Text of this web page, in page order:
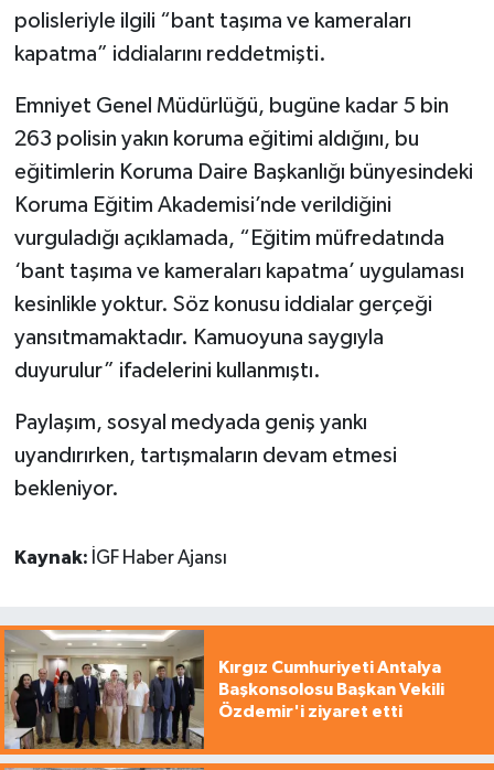
polisleriyle ilgili “bant taşıma ve kameraları
kapatma” iddialarını reddetmişti.
Emniyet Genel Müdürlüğü, bugüne kadar 5 bin
263 polisin yakın koruma eğitimi aldığını, bu
eğitimlerin Koruma Daire Başkanlığı bünyesindeki
Koruma Eğitim Akademisi’nde verildiğini
vurguladığı açıklamada, “Eğitim müfredatında
‘bant taşıma ve kameraları kapatma’ uygulaması
kesinlikle yoktur. Söz konusu iddialar gerçeği
yansıtmamaktadır. Kamuoyuna saygıyla
duyurulur” ifadelerini kullanmıştı.
Paylaşım, sosyal medyada geniş yankı
uyandırırken, tartışmaların devam etmesi
bekleniyor.
Kaynak: İGF Haber Ajansı
Kırgız Cumhuriyeti Antalya
Başkonsolosu Başkan Vekili
Özdemir'i ziyaret etti